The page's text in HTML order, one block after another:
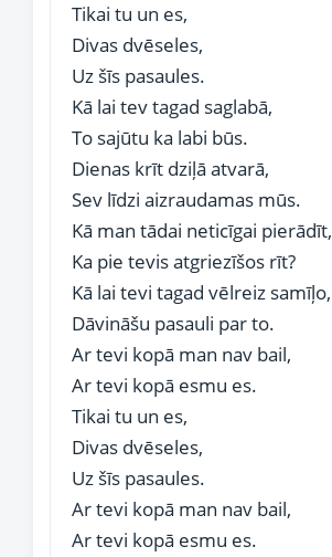
Tikai tu un es,
Divas dvēseles,
Uz šīs pasaules.
Kā lai tev tagad saglabā,
To sajūtu ka labi būs.
Dienas krīt dziļā atvarā,
Sev līdzi aizraudamas mūs.
Kā man tādai neticīgai pierādīt,
Ka pie tevis atgriezīšos rīt?
Kā lai tevi tagad vēlreiz samīļo,
Dāvināšu pasauli par to.
Ar tevi kopā man nav bail,
Ar tevi kopā esmu es.
Tikai tu un es,
Divas dvēseles,
Uz šīs pasaules.
Ar tevi kopā man nav bail,
Ar tevi kopā esmu es.